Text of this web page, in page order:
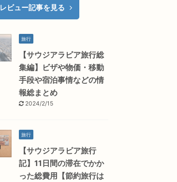
レビュー記事を見る
旅行
【サウジアラビア旅行総
集編】ビザや物価・移動
手段や宿泊事情などの情
報総まとめ
2024/2/15
旅行
【サウジアラビア旅行
記】11日間の滞在でかか
った総費用【節約旅行は